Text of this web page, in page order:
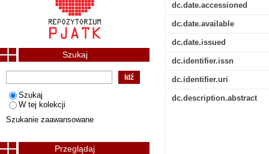
dc.date.accessioned
dc.date.available
dc.date.issued
dc.identifier.issn
dc.identifier.uri
dc.description.abstract
Szukaj
Szukaj
W tej kolekcji
Szukanie zaawansowane
Przeglądaj